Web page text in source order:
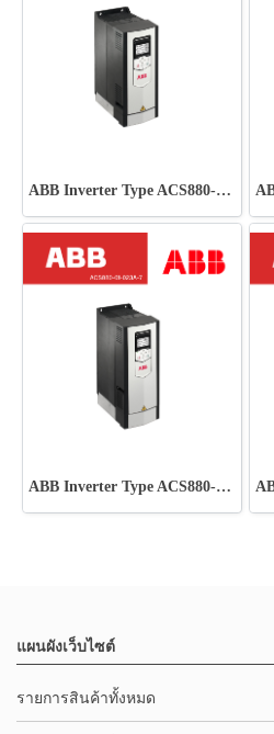
ABB Inverter Type ACS880-01-025A-3
ABB Inverter Type ACS880-01-023A-7
แผนผังเว็บไซต์
รายการสินค้าทั้งหมด